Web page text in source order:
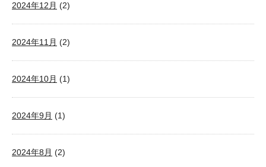
2024年12月 (2)
2024年11月 (2)
2024年10月 (1)
2024年9月 (1)
2024年8月 (2)